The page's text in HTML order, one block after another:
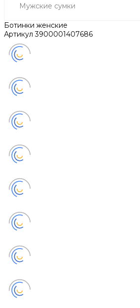
Мужские сумки
Ботинки женские
Артикул3900001407686